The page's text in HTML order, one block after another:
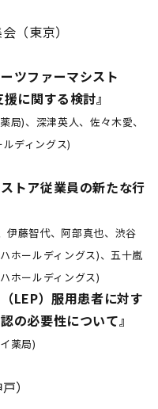
（東京）
ツファーマシスト
に関する検討』
局)、深津英人、佐々木愛、
ディングス)
トア従業員の新たな行
伊藤智代、阿部真也、渋谷
ホールディングス)、五十嵐
ホールディングス)
LEP）服用患者に対す
の必要性について』
薬局)
）